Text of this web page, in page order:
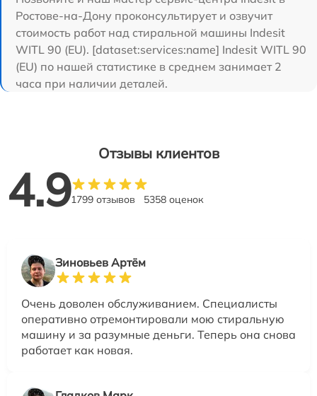
Ростове-на-Дону проконсультирует и озвучит
стоимость работ над стиральной машины Indesit
WITL 90 (EU). [dataset:services:name] Indesit WITL 90
(EU) по нашей статистике в среднем занимает 2
часа при наличии деталей.
Отзывы клиентов
4.91799 отзывов 5358 оценок
Зиновьев Артём
Очень доволен обслуживанием. Специалисты
оперативно отремонтировали мою стиральную
машину и за разумные деньги. Теперь она снова
работает как новая.